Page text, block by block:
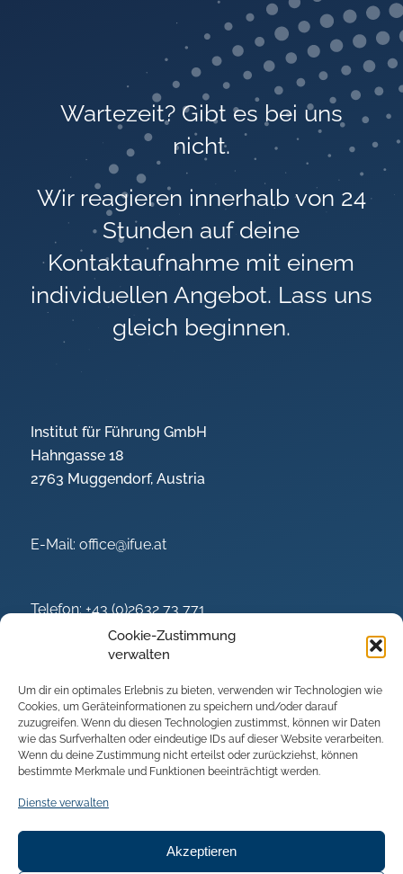
Cookie-Zustimmung
verwalten
Um dir ein optimales Erlebnis zu bieten, verwenden wir Technologien wie
Cookies, um Geräteinformationen zu speichern und/oder darauf
zuzugreifen. Wenn du diesen Technologien zustimmst, können wir Daten
wie das Surfverhalten oder eindeutige IDs auf dieser Website verarbeiten.
Wenn du deine Zustimmung nicht erteilst oder zurückziehst, können
bestimmte Merkmale und Funktionen beeinträchtigt werden.
Dienste verwalten
Akzeptieren
Wartezeit? Gibt es bei uns
nicht.
Wir reagieren innerhalb von 24
Stunden auf deine
Kontaktaufnahme mit einem
individuellen Angebot. Lass uns
gleich beginnen.
Institut für Führung GmbH
Hahngasse 18
2763 Muggendorf, Austria
E-Mail: office@ifue.at
Telefon:+43 (0)2632 73 771
+43 (0)676 499 42 00